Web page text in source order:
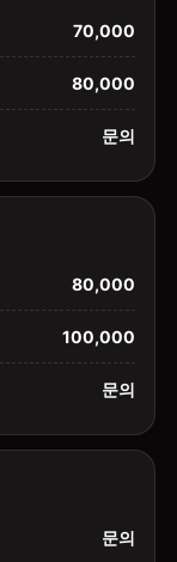
70,000
80,000
문의
80,000
100,000
문의
문의